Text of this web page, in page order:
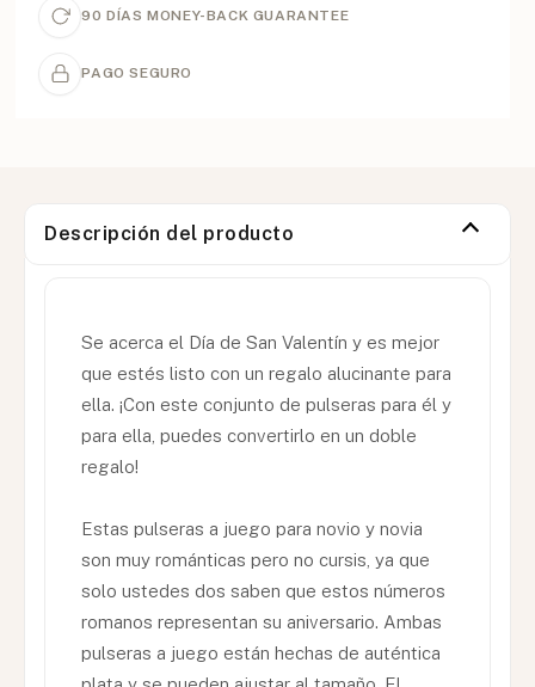
90 DÍAS MONEY-BACK GUARANTEE
PAGO SEGURO
Descripción del producto
Se acerca el Día de San Valentín y es mejor
que estés listo con un regalo alucinante para
ella. ¡Con este conjunto de pulseras para él y
para ella, puedes convertirlo en un doble
regalo!
Estas pulseras a juego para novio y novia
son muy románticas pero no cursis, ya que
solo ustedes dos saben que estos números
romanos representan su aniversario. Ambas
pulseras a juego están hechas de auténtica